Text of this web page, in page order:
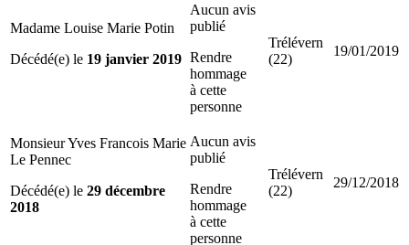
Madame Louise Marie Potin
Décédé(e) le 19 janvier 2019
Aucun avis
publié
Rendre
hommage
à cette
personne
Trélévern
(22)
19/01/2019
Monsieur Yves Francois Marie
Le Pennec
Décédé(e) le 29 décembre
2018
Aucun avis
publié
Rendre
hommage
à cette
personne
Trélévern
(22)
29/12/2018